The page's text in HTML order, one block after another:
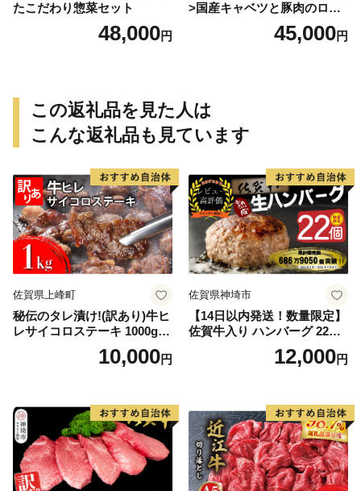
たこだわり惣菜セット
48,000円
>国産キャベツと豚肉のロー
ルキャベツ（6P入り）
45,000円
この返礼品を見た人は
こんな返礼品も見ています
佐賀県上峰町
秘伝のタレ漬け!(訳あり)牛ヒ
レサイコロステーキ 1000g
10,000円
佐賀県神埼市
【14日以内発送！数量限定】
佐賀牛入り ハンバーグ 22個
2.6kg(120g×22個)【佐賀牛
黒毛和牛 ブランド牛 九州 ハ
気】(H083106)
12,000円